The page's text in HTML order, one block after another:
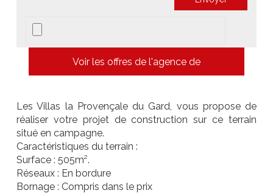
Voir les offres de l'agence de
Les Villas la Provençale du Gard, vous propose de
réaliser votre projet de construction sur ce terrain
situé en campagne.
Caractéristiques du terrain :
Surface : 505m².
Réseaux : En bordure
Bornage : Compris dans le prix